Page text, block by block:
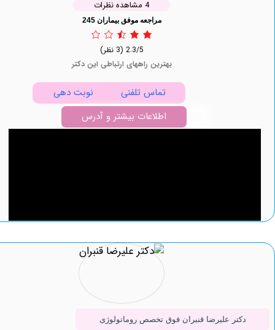
مراجعه موفق بیماران 245
بهترین راههای ارتباطی این دکتر
تماس تلفنی
نوبت دهی
اطلاعات بیشتر و آدرس
علیرضا قنبران فوق تخصص روماتولوژی